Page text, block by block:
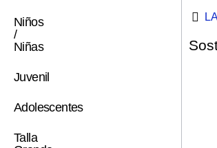
Niños
/
Niñas
Juvenil
Adolescentes
Talla